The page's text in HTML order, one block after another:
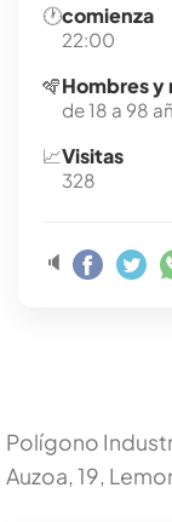
🕐comienza
22:00
🪇Hombres y
de 18 a 98
📈Visitas
328
🔈
Polígono
Auzoa, 19,